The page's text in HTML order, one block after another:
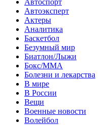
Автоэксперт
Актеры
Аналитика
Баскетбол
Безумный мир
Биатлон/Лыжи
Бокс/MMA
Болезни и лекарства
В мире
В России
Вещи
Военные новости
Волейбол